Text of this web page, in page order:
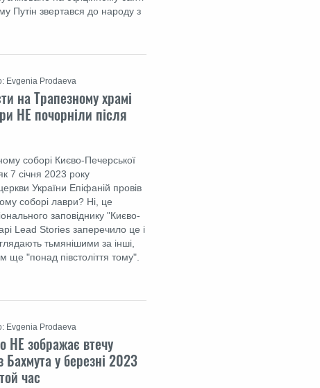
Путін звертався до народу з
на Трапезному храмі
НЕ почорніли після
соборі Києво-Печерської
7 січня 2023 року
України Епіфаній провів
соборі лаври? Ні, це
заповіднику "Києво-
Lead Stories заперечило це і
тьмянішими за інші,
ще "понад півстоліття тому".
Evgenia Prodaeva
НЕ зображає втечу
Бахмута у березні 2023
час
Evgenia Prodaeva